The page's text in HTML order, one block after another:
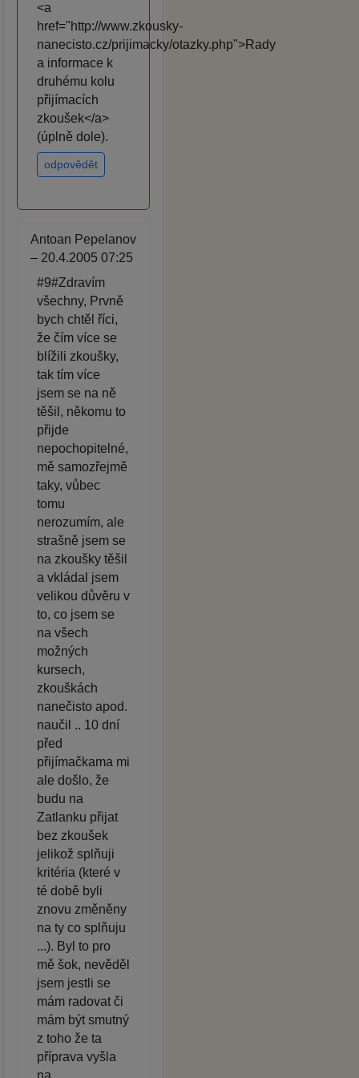
<a
href="http://www.zkousky-
nanecisto.cz/prijimacky/otazky.php">Rady
a informace k
druhému kolu
přijímacích
zkoušek</a>
(úplně dole).
odpovědět
Antoan Pepelanov
– 20.4.2005 07:25
#9#Zdravím
všechny, Prvně
bych chtěl říci,
že čím více se
blížili zkoušky,
tak tím více
jsem se na ně
těšil, někomu to
přijde
nepochopitelné,
mě samozřejmě
taky, vůbec
tomu
nerozumím, ale
strašně jsem se
na zkoušky těšil
a vkládal jsem
velikou důvěru v
to, co jsem se
na všech
možných
kursech,
zkouškách
nanečisto apod.
naučil .. 10 dní
před
přijímačkama mi
ale došlo, že
budu na
Zatlanku přijat
bez zkoušek
jelikož splňuji
kritéria (které v
té době byli
znovu změněny
na ty co splňuju
...). Byl to pro
mě šok, nevěděl
jsem jestli se
mám radovat či
mám být smutný
z toho že ta
příprava vyšla